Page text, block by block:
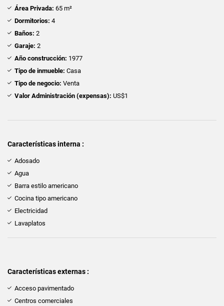
Área Privada: 65 m²
Dormitorios: 4
Baños: 2
Garaje: 2
Año construcción: 1977
Tipo de inmueble: Casa
Tipo de negocio: Venta
Valor Administración (expensas): US$1
Características interna :
Adosado
Agua
Barra estilo americano
Cocina tipo americano
Electricidad
Lavaplatos
Características externas :
Acceso pavimentado
Centros comerciales